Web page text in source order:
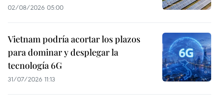
02/08/2026 05:00
Vietnam podría acortar los plazos
para dominar y desplegar la
tecnología 6G
31/07/2026 11:13